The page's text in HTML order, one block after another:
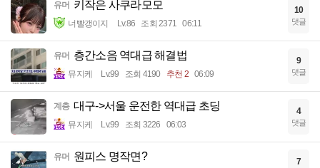
유머 키작은 사쿠라모모
너빨갱이지 Lv.86 조회 2371 06:11
10
댓글
유머 층간소음 역대급 해결법
뮤지케 Lv.99 조회 4190 추천 2 06:09
9
댓글
계층 대구->서울 운전한 역대급 초딩
뮤지케 Lv.99 조회 3226 06:03
4
댓글
유머 원피스 명작면? 7